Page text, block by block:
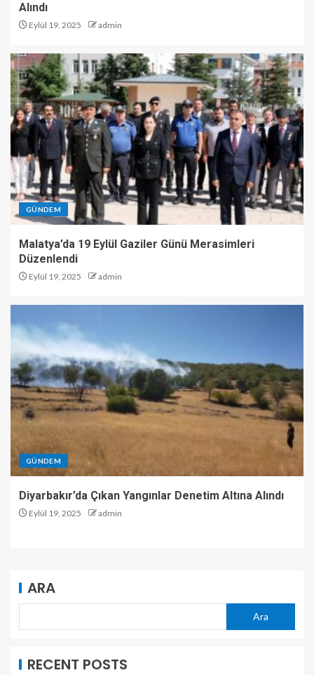
Alındı
Eylül 19, 2025 admin
GÜNDEM
Malatya’da 19 Eylül Gaziler Günü Merasimleri
Düzenlendi
Eylül 19, 2025 admin
GÜNDEM
Diyarbakır’da Çıkan Yangınlar Denetim Altına Alındı
Eylül 19, 2025 admin
ARA
Ara
RECENT POSTS